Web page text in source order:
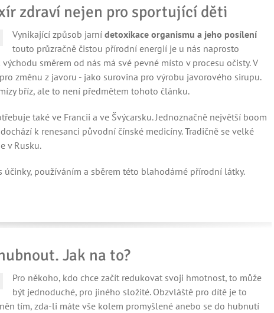
zdraví nejen pro sportující děti
Vynikající způsob jarní detoxikace organismu a jeho posílení
touto průzračně čistou přírodní energií je u nás naprosto
východu směrem od nás má své pevné místo v procesu očisty. V
pro změnu z javoru - jako surovina pro výrobu javorového sirupu.
bříz, ale to není předmětem tohoto článku.
také ve Francii a ve Švýcarsku. Jednoznačně největší boom
k renesanci původní čínské medicíny. Tradičně se velké
v Rusku.
účinky, používáním a sběrem této blahodárné přírodní látky.
Jak na to?
Pro někoho, kdo chce začít redukovat svoji hmotnost, to může
být jednoduché, pro jiného složité. Obzvláště pro dítě je to
tím, zda-li máte vše kolem promyšlené anebo se do hubnutí